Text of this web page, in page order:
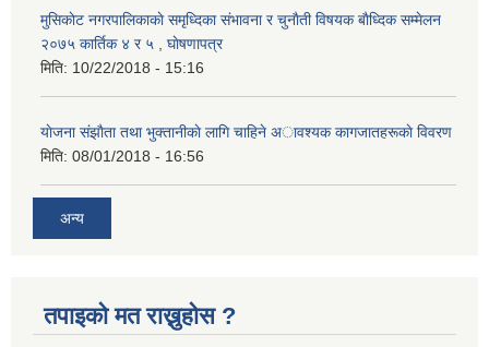
मुसिकाेट नगरपालिकाकाे समृध्दिका संभावना र चुनाैती विषयक बाैध्दिक सम्मेलन
२०७५ कार्तिक ४ र ५ , घाेषणापत्र
मिति: 10/22/2018 - 15:16
याेजना संझाैता तथा भुक्तानीकाे लागि चाहिने अावश्यक कागजातहरूकाे विवरण
मिति: 08/01/2018 - 16:56
अन्य
तपाइको मत राख्नुहोस ?